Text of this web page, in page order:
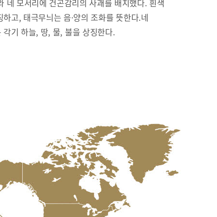
네 모서리에 건곤감리의 사괘를 배치했다. 흰색
고, 태극무늬는 음·양의 조화를 뜻한다.네
각기 하늘, 땅, 물, 불을 상징한다.